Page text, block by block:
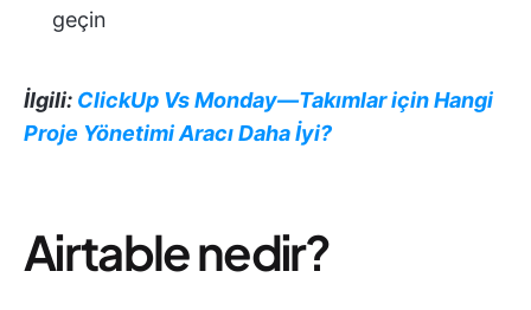
geçin
İlgili: ClickUp Vs Monday—Takımlar için Hangi
Proje Yönetimi Aracı Daha İyi?
Airtable nedir?